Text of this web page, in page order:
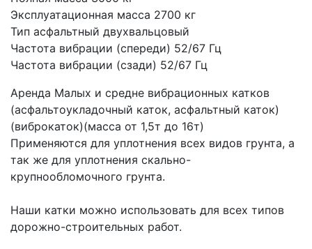
Эксплуатационная масса 2700 кг
Тип асфальтный двухвальцовый
Частота вибрации (спереди) 52/67 Гц
Частота вибрации (сзади) 52/67 Гц
Аренда Малых и средне вибрационных катков
(асфальтоукладочный каток, асфальтный каток)
(виброкаток)(масса от 1,5т до 16т)
Применяются для уплотнения всех видов грунта, а
так же для уплотнения скально-
крупнообломочного грунта.
Наши катки можно использовать для всех типов
дорожно-строительных работ.